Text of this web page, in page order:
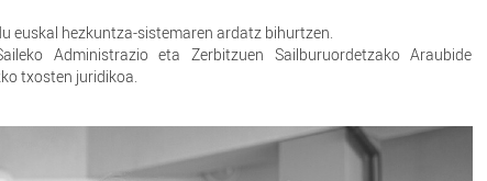
euskal hezkuntza-sistemaren ardatz bihurtzen.
Administrazio eta Zerbitzuen Sailburuordetzako Araubide
txosten juridikoa.